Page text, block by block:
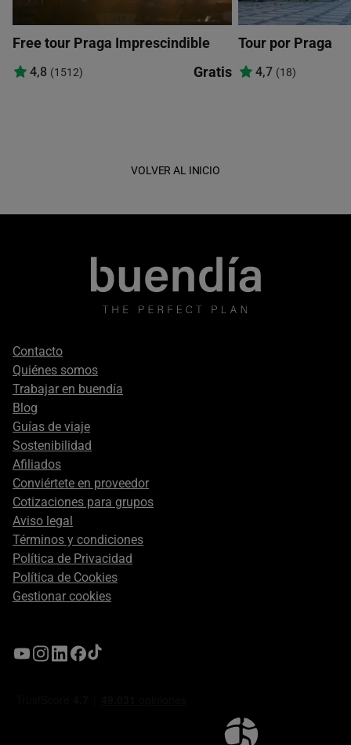
Free tour Praga Imprescindible
4,8 (1512) Gratis
Tour por Praga
4,7 (18)
VOLVER AL INICIO
Footer
secondary
Contacto
Quiénes somos
Trabajar en buendía
Blog
Guías de viaje
Sostenibilidad
Afiliados
Conviértete en proveedor
Cotizaciones para grupos
Aviso legal
Términos y condiciones
Política de Privacidad
Política de Cookies
Gestionar cookies